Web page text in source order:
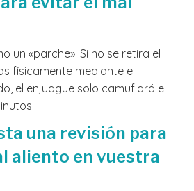
un «parche». Si no se retira el
físicamente mediante el
el enjuague solo camuflará el
una revisión para
aliento en vuestra